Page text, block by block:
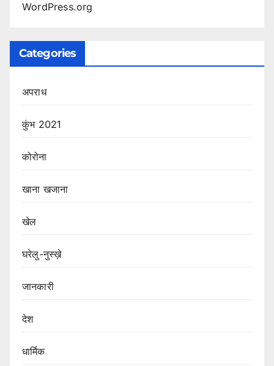
WordPress.org
Categories
अपराध
कुंभ 2021
कोरोना
खाना खजाना
खेल
घरेलु-नुस्ख़े
जानकारी
देश
धार्मिक